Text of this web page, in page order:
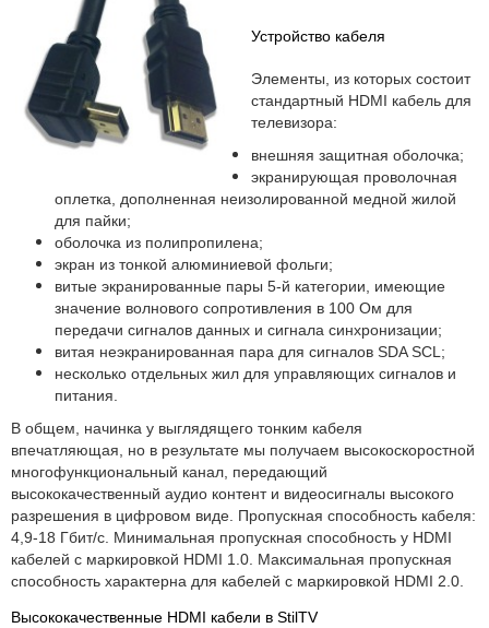
Устройство кабеля
Элементы, из которых состоит
стандартный HDMI кабель для
телевизора:
внешняя защитная оболочка;
экранирующая проволочная
оплетка, дополненная неизолированной медной жилой
для пайки;
оболочка из полипропилена;
экран из тонкой алюминиевой фольги;
витые экранированные пары 5-й категории, имеющие
значение волнового сопротивления в 100 Ом для
передачи сигналов данных и сигнала синхронизации;
витая неэкранированная пара для сигналов SDA SCL;
несколько отдельных жил для управляющих сигналов и
питания.
В общем, начинка у выглядящего тонким кабеля
впечатляющая, но в результате мы получаем высокоскоростной
многофункциональный канал, передающий
высококачественный аудио контент и видеосигналы высокого
разрешения в цифровом виде. Пропускная способность кабеля:
4,9-18 Гбит/с. Минимальная пропускная способность у HDMI
кабелей с маркировкой HDMI 1.0. Максимальная пропускная
способность характерна для кабелей с маркировкой HDMI 2.0.
Высококачественные HDMI кабели в StilTV